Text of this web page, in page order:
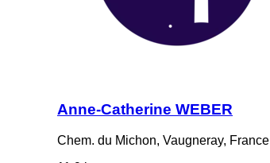
Anne-Catherine WEBER
Chem. du Michon, Vaugneray, France